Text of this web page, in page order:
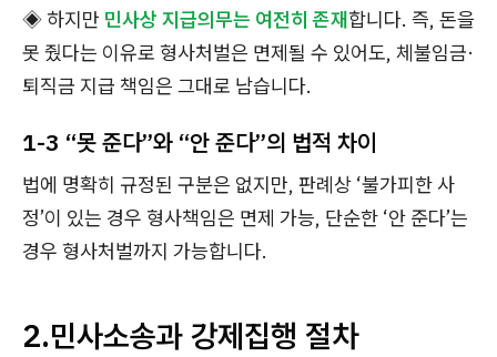
◈ 하지만 민사상 지급의무는 여전히 존재합니다. 즉, 돈을
못 줬다는 이유로 형사처벌은 면제될 수 있어도, 체불임금·
퇴직금 지급 책임은 그대로 남습니다.
1-3 “못 준다”와 “안 준다”의 법적 차이
법에 명확히 규정된 구분은 없지만, 판례상 ‘불가피한 사
정’이 있는 경우 형사책임은 면제 가능, 단순한 ‘안 준다’는
경우 형사처벌까지 가능합니다.
2.민사소송과 강제집행 절차